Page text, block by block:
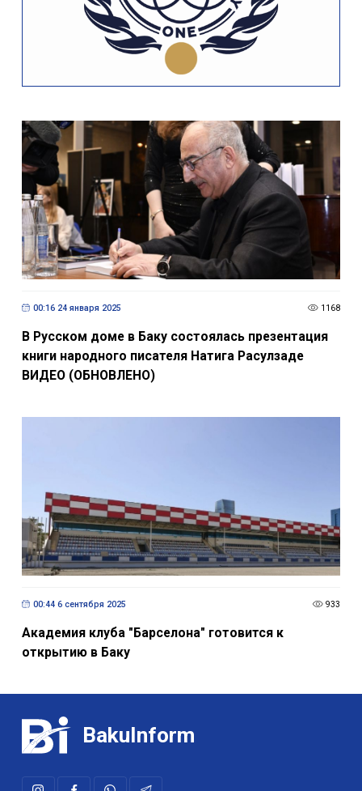
00:16 24 января 2025 1168
В Русском доме в Баку состоялась презентация
книги народного писателя Натига Расулзаде
ВИДЕО (ОБНОВЛЕНО)
00:44 6 сентября 2025 933
Академия клуба "Барселона" готовится к
открытию в Баку
BakuInform